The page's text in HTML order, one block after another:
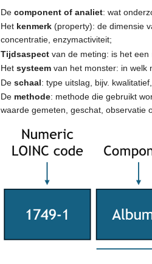
Decomponent of analiet: wat
Het kenmerk (property): de dimensie
concentratie, enzymactiviteit;
Tijdsaspect van de meting: is het
Hetsysteem van het monster: in welk
Deschaal: type uitslag, bijv.
De methode: methode die gebruikt
waarde gemeten, geschat, observatie